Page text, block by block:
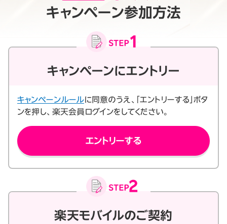
キャンペーン参加方法
キャンペーンにエントリー
キャンペーンルールに同意のうえ、「エントリーする」ボタ
ンを押し、楽天会員ログインをしてください。
エントリーする
楽天モバイルのご契約